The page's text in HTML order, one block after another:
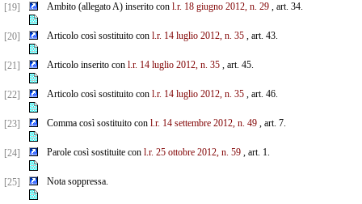
[19]
Ambito (allegato A) inserito con l.r. 18 giugno 2012, n. 29, art. 34.
[20] Articolo così sostituito con l.r. 14 luglio 2012, n. 35, art. 43.
[21] Articolo inserito con l.r. 14 luglio 2012, n. 35, art. 45.
[22] Articolo così sostituito con l.r. 14 luglio 2012, n. 35, art. 46.
[23] Comma così sostituito con l.r. 14 settembre 2012, n. 49, art. 7.
[24] Parole così sostituite con l.r. 25 ottobre 2012, n. 59, art. 1.
[25] Nota soppressa.